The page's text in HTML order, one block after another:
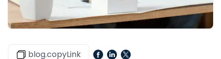
blog.copyLink